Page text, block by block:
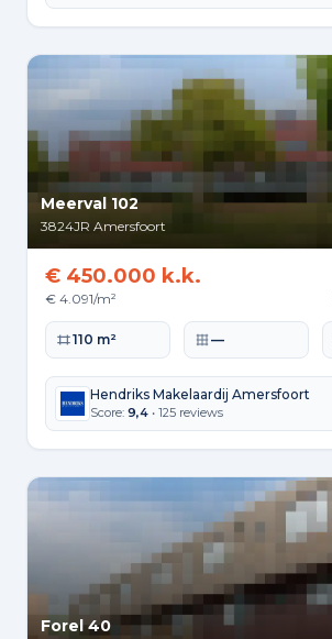
Meerval 102
3824JR Amersfoort
€ 450.000 k.k.
€ 4.091/m²
Woonoppervlakte
110 m² Perceeloppervlakte
—
Hendriks Makelaardij Amersfoort
Score: 9,4 • 125 reviews
Forel 40